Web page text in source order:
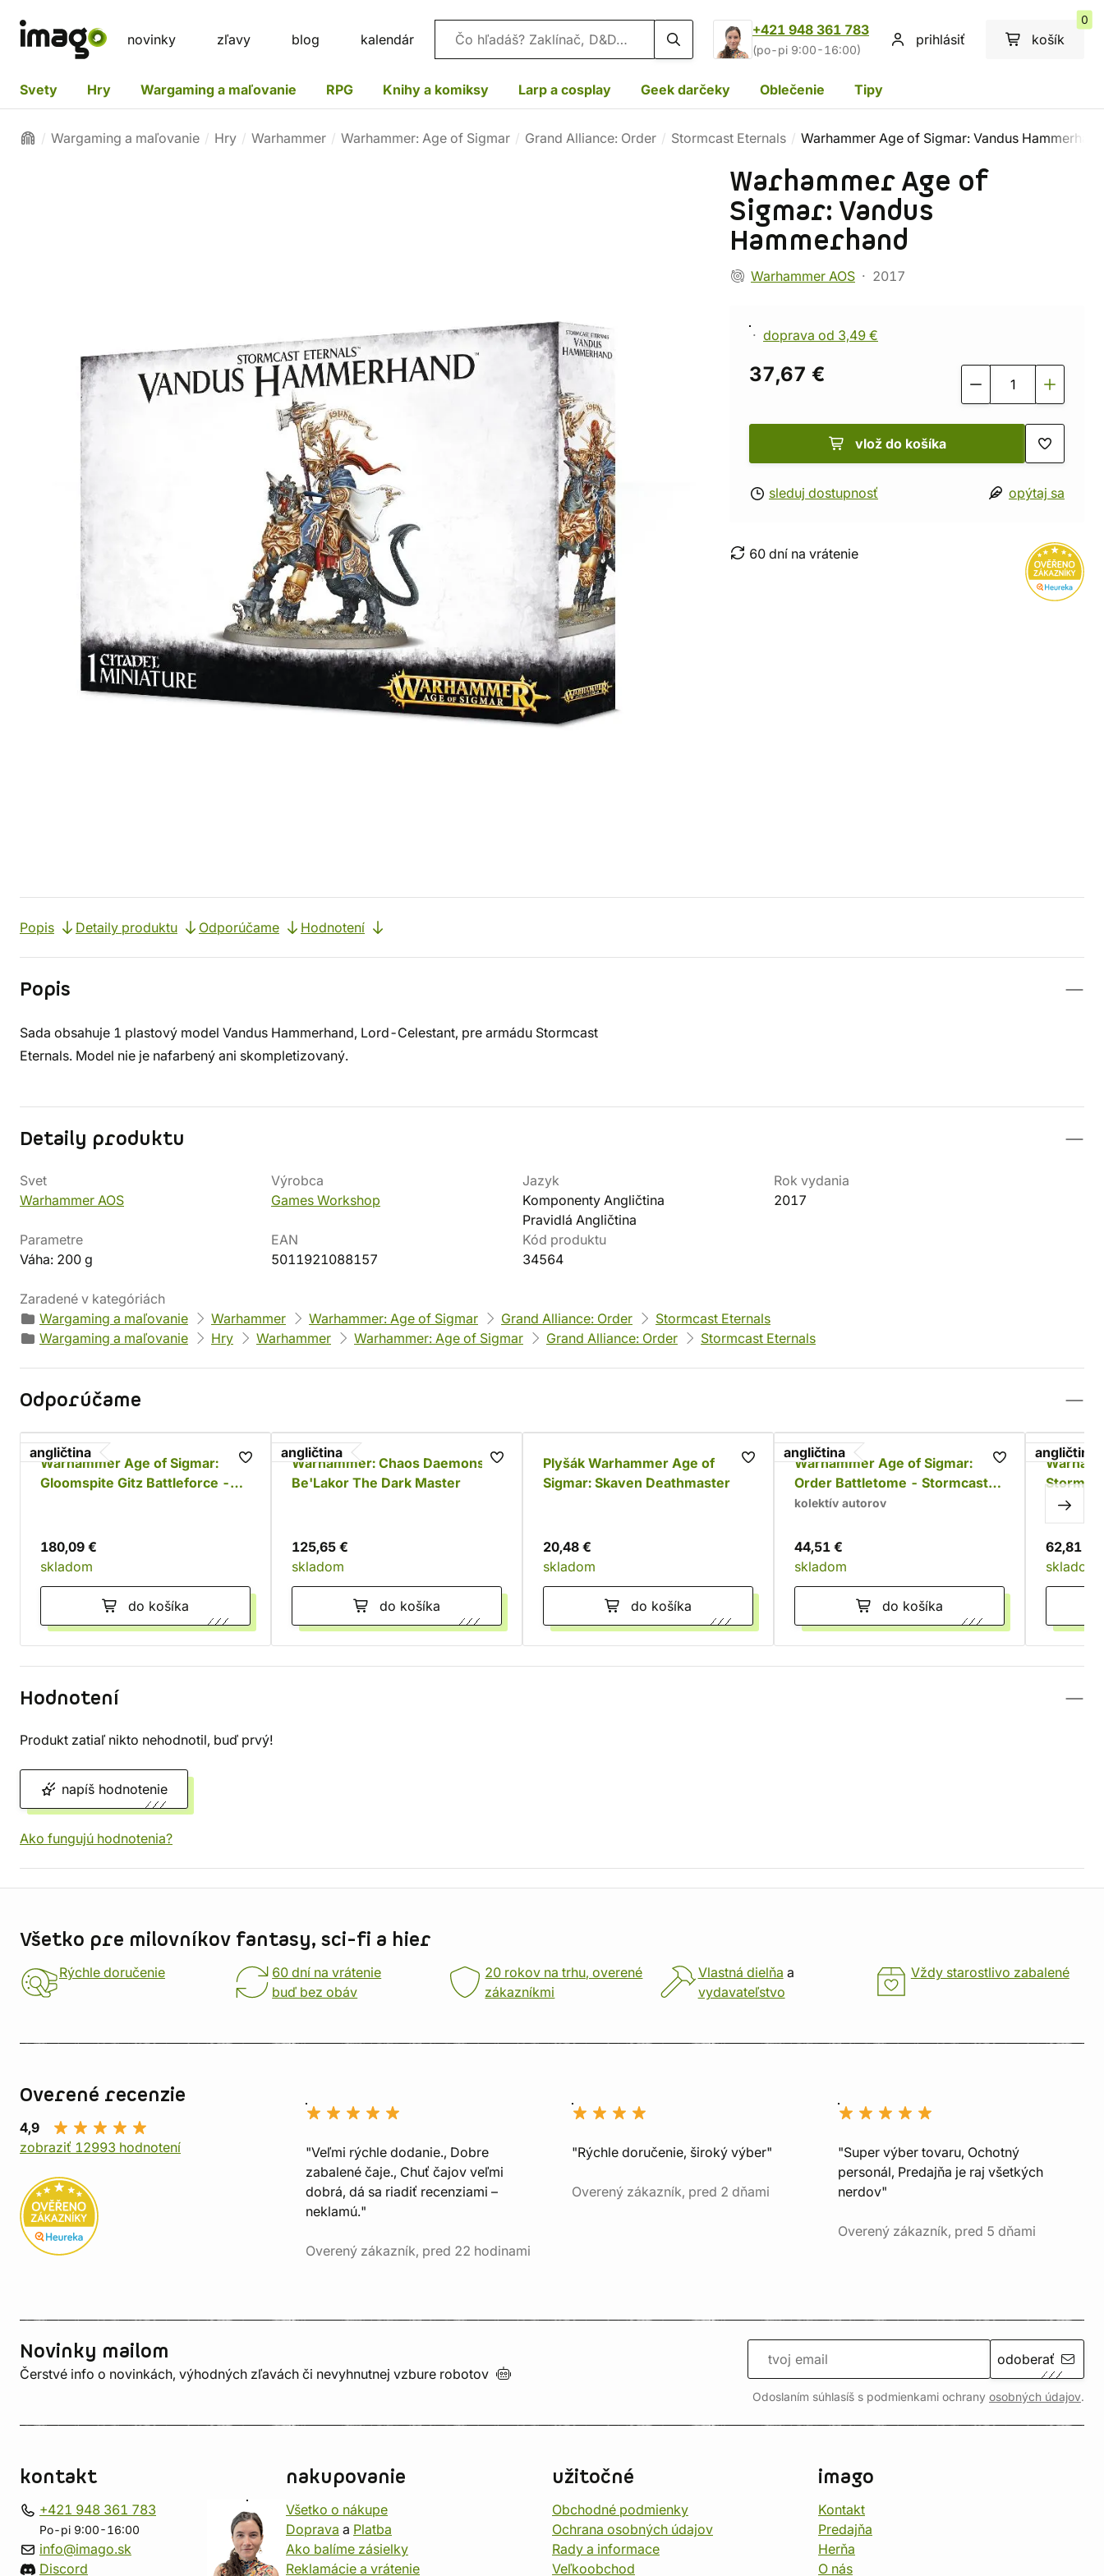
novinky zľavy blog kalendár Vyhľadávanie
+421 948 361 783
(po-pi 9:00-16:00)
prihlásiť košík
0
Svety Hry Wargaming a maľovanie RPG Knihy a komiksy Larp a cosplay Geek darčeky Oblečenie Tipy
Wargaming a maľovanie Hry Warhammer Warhammer: Age of Sigmar Grand Alliance: Order Stormcast Eternals Warhammer Age of Sigmar: Vandus Hammerhand
Warhammer Age of
Sigmar: Vandus
Hammerhand
Warhammer AOS 2017
doprava od 3,49 €
37,67 €
vlož do košíka
sleduj dostupnosť opýtaj sa
60 dní na vrátenie
Popis Detaily produktu Odporúčame Hodnotení
Popis
Sada obsahuje 1 plastový model Vandus Hammerhand, Lord-Celestant, pre armádu Stormcast
Eternals. Model nie je nafarbený ani skompletizovaný.
Detaily produktu
Svet
Warhammer AOS
Výrobca
Games Workshop
Jazyk
Komponenty Angličtina
Pravidlá Angličtina
Rok vydania
2017
Parametre
Váha: 200 g
EAN
5011921088157
Kód produktu
34564
Zaradené v kategóriách
Wargaming a maľovanie
Warhammer Warhammer: Age of Sigmar Grand Alliance: Order
Stormcast Eternals
Wargaming a maľovanie
Hry Warhammer Warhammer: Age of Sigmar Grand Alliance: Order Stormcast Eternals
Odporúčame
angličtina
Warhammer Age of Sigmar:
Gloomspite Gitz Battleforce -
180,09 €
skladom
do košíka
angličtina
Warhammer: Chaos Daemons
Be'Lakor The Dark Master
125,65 €
skladom
do košíka
Plyšák Warhammer Age of
Sigmar: Skaven Deathmaster
20,48 €
skladom
do košíka
angličtina
Warhammer Age of Sigmar:
Order Battletome - Stormcast
Eternals
kolektív autorov
44,51 €
skladom
do košíka
angličtina
Guard
62,81 €
skladom
Hodnotení
Produkt zatiaľ nikto nehodnotil, buď prvý!
napíš hodnotenie
Ako fungujú hodnotenia?
Všetko pre milovníkov fantasy, sci-fi a hier
Rýchle doručenie
60 dní na vrátenie
buď bez obáv
20 rokov na trhu, overené
zákazníkmi
Vlastná dielňa a
vydavateľstvo
Vždy starostlivo zabalené
Overené recenzie
4,9
zobraziť 12993 hodnotení
"Veľmi rýchle dodanie., Dobre
zabalené čaje., Chuť čajov veľmi
dobrá, dá sa riadiť recenziami –
neklamú."
Overený zákazník, pred 22 hodinami
"Rýchle doručenie, široký výber"
Overený zákazník, pred 2 dňami
"Super výber tovaru, Ochotný
personál, Predajňa je raj všetkých
nerdov"
Overený zákazník, pred 5 dňami
Novinky mailom
Čerstvé info o novinkách, výhodných zľavách či nevyhnutnej vzbure robotov
odoberať
Odoslaním súhlasíš s podmienkami ochrany osobných údajov.
kontakt
+421 948 361 783
Po-pi 9:00-16:00
info@imago.sk
Discord
nakupovanie
Všetko o nákupe
Doprava a Platba
Ako balíme zásielky
Reklamácie a vrátenie
užitočné
Obchodné podmienky
Ochrana osobných údajov
Rady a informace
Veľkoobchod
imago
Kontakt
Predajňa
Herňa
O nás